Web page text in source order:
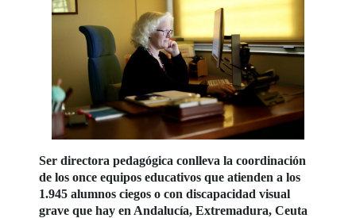
Ser directora pedagógica conlleva la coordinación
de los once equipos educativos que atienden a los
1.945 alumnos ciegos o con discapacidad visual
grave que hay en Andalucía, Extremadura, Ceuta